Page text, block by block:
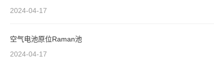
2024-04-17
空气电池原位Raman池
2024-04-17